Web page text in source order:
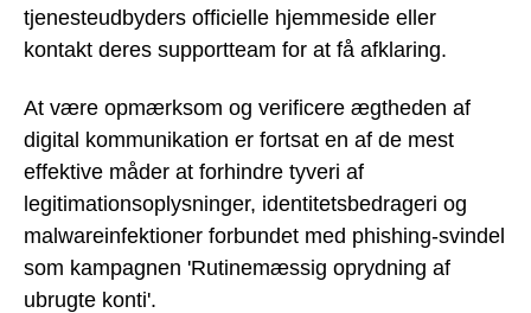
tjenesteudbyders officielle hjemmeside eller
kontakt deres supportteam for at få afklaring.
At være opmærksom og verificere ægtheden af
digital kommunikation er fortsat en af de mest
effektive måder at forhindre tyveri af
legitimationsoplysninger, identitetsbedrageri og
malwareinfektioner forbundet med phishing-svindel
som kampagnen 'Rutinemæssig oprydning af
ubrugte konti'.